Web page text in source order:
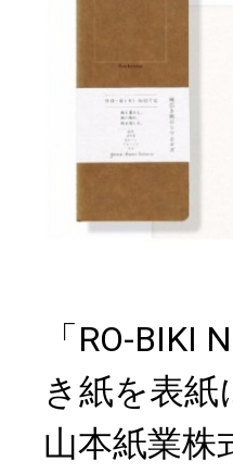
「RO-BIKI
き紙を表
山本紙業株